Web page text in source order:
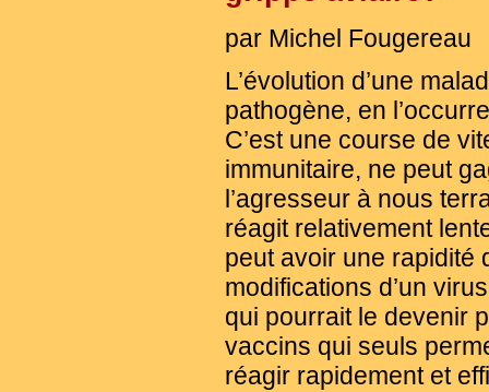
par Michel Fougereau
L’évolution d’une
pathogène, en
C’est une course de
immunitaire, ne peut
l’agresseur à nous
réagit relativement
peut avoir une rapidité
modifications d’un
qui pourrait le devenir
vaccins qui seuls
réagir rapidement et